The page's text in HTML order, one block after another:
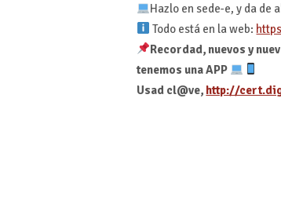
Hazlo en sede-e, y da de
Todo está en la web:
Recordad, nuevos y
tenemos una APP
Usad cl@ve, http://